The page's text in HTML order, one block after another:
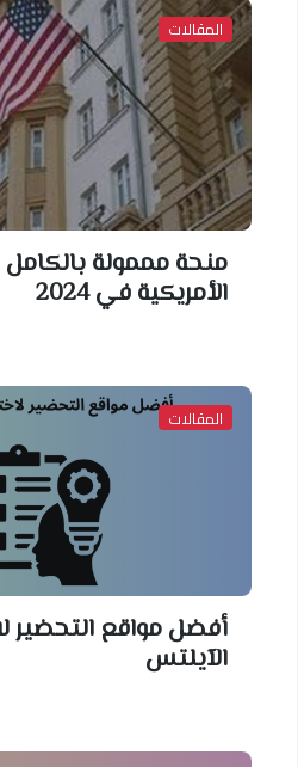
المقالات
منحة مممولة
الأمريكية في 2024
المقالات
أفضل مواقع التحضير
الآيلتس